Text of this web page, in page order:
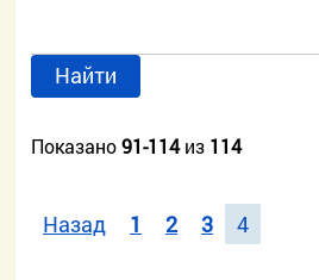
Найти
Показано91-114из 114
Назад 1 2 3 4